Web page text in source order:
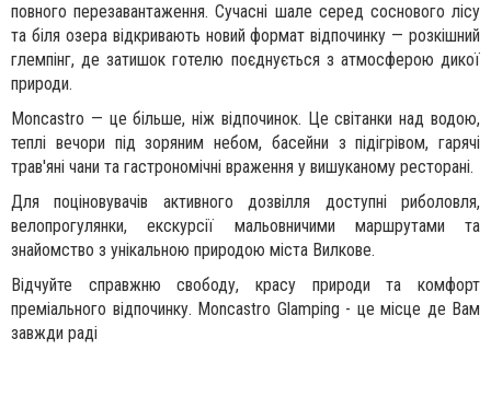
повного перезавантаження. Сучасні шале серед соснового лісу
та біля озера відкривають новий формат відпочинку — розкішний
глемпінг, де затишок готелю поєднується з атмосферою дикої
природи.
Moncastro — це більше, ніж відпочинок. Це світанки над водою,
теплі вечори під зоряним небом, басейни з підігрівом, гарячі
трав'яні чани та гастрономічні враження у вишуканому ресторані.
Для поціновувачів активного дозвілля доступні риболовля,
велопрогулянки, екскурсії мальовничими маршрутами та
знайомство з унікальною природою міста Вилкове.
Відчуйте справжню свободу, красу природи та комфорт
преміального відпочинку. Moncastro Glamping - це місце де Вам
завжди раді